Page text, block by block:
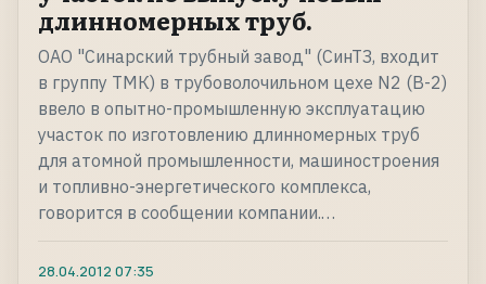
длинномерных труб.
ОАО "Синарский трубный завод" (СинТЗ, входит
в группу ТМК) в трубоволочильном цехе N2 (В-2)
ввело в опытно-промышленную эксплуатацию
участок по изготовлению длинномерных труб
для атомной промышленности, машиностроения
и топливно-энергетического комплекса,
говорится в сообщении компании.…
28.04.2012 07:35